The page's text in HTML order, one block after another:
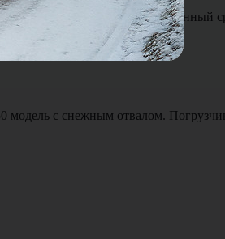
была выполнена в оговоренный
модель с снежным отвалом.